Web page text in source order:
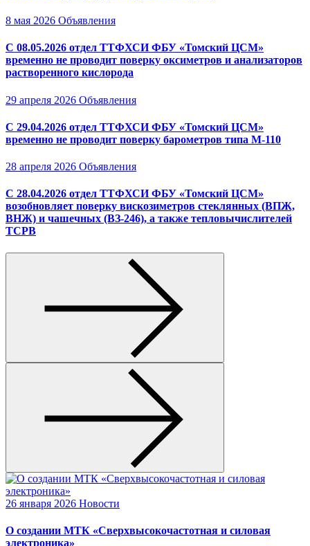
8 мая 2026 Объявления
С 08.05.2026 отдел ТТФХСИ ФБУ «Томский ЦСМ»
временно не проводит поверку оксиметров и анализаторов
растворенного кислорода
29 апреля 2026 Объявления
С 29.04.2026 отдел ТТФХСИ ФБУ «Томский ЦСМ»
временно не проводит поверку барометров типа М-110
28 апреля 2026 Объявления
С 28.04.2026 отдел ТТФХСИ ФБУ «Томский ЦСМ»
возобновляет поверку вискозиметров стеклянных (ВПЖ,
ВНЖ) и чашечных (ВЗ-246), а также тепловычислителей
ТСРВ
26 января 2026 Новости
О создании МТК «Сверхвысокочастотная и силовая
электроника»